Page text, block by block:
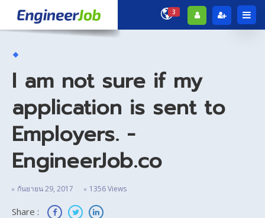
3
I am not sure if my
application is sent to
Employers. -
EngineerJob.co
กันยายน 29, 2017 1356 Views
Share :